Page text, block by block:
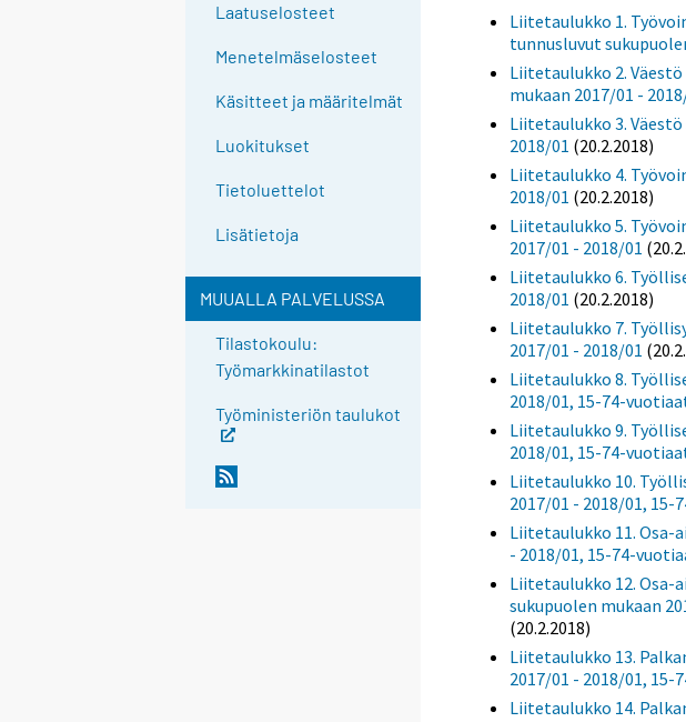
Laatuselosteet
Menetelmäselosteet
Käsitteet ja määritelmät
Luokitukset
Tietoluettelot
Lisätietoja
MUUALLA PALVELUSSA
Tilastokoulu:
Työmarkkinatilastot
Työministeriön taulukot
Liitetaulukko 1.
tunnusluvut
Liitetaulukko 2.
mukaan 2017/01 -
Liitetaulukko 3.
2018/01 (20.2.2018)
Liitetaulukko 4.
2018/01 (20.2.2018)
Liitetaulukko 5.
2017/01 - 2018/01
Liitetaulukko 6.
2018/01 (20.2.2018)
Liitetaulukko 7.
2017/01 - 2018/01
Liitetaulukko 8.
2018/01, 15-74-
Liitetaulukko 9.
2018/01, 15-74-
Liitetaulukko 10.
2017/01 - 2018/01, 15-
Liitetaulukko 11. Osa-
- 2018/01, 15-74-
Liitetaulukko 12.
sukupuolen mukaan
(20.2.2018)
Liitetaulukko 13.
2017/01 - 2018/01, 15-
Liitetaulukko 14.